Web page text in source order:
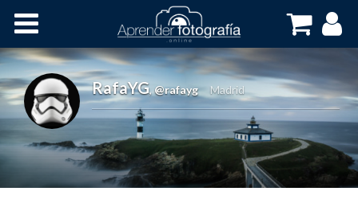
Cursos OnLine
RafaYG, @rafayg Madrid